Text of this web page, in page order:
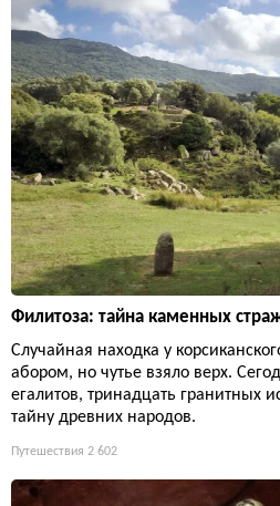
Филитоза: тайна каменных
Случайная находка у
абором, но чутье взяло верх.
егалитов, тринадцать гранитных
тайну древних народов.
Путешествия 2 602